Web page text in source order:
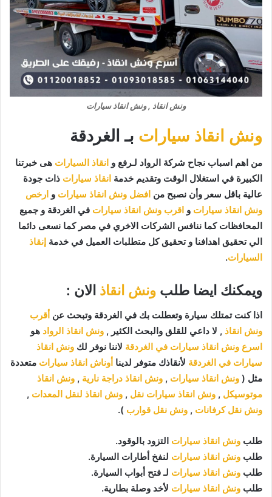
ونش انقاذ , ونش انقاذ سيارات
ونش انقاذ سيارات بـ الغردقة
من اهم اسباب نجاح شركة الرواد لـرفع و انقاذ السيارات هى خبرتنا
الكبيرة في استغلال الوقت وتقديم خدمة انقاذ سيارات ذات جودة
عالية باقل سعر وأن نصبح من افضل ونش انقاذ سيارات و ارخص
ونش انقاذ سيارات و اقرب ونش انقاذ سيارات في الغردقة و جميع
المحافظات كما ننافس الشركات الاخري في مصر كما نسعى دائما
الي تحقيق اهدافنا و تحقيق كل متطلبات العميل في خدمة إنقاذ
السيارات.
ويمكنك ايضا طلب ونش انقاذ الان :
اذا كنت تمتلك سيارة وتعطلت بك في الغردقة وتبحث عن أقرب
ونش انقاذ , لا داعي للقلق والبحث الكثير , ونش انقاذ الرواد هو
اسرع ونش انقاذ سيارات في الغردقة لاننا نوفر لك ونش انقاذ
سيارات في الغردقة لأنقاذك متوفر لدينا أوناش انقاذ سيارات متعددة
مثل ( ونش انقاذ سيارات , ونش انقاذ دراجة نارية , ونش انقاذ
موتوسيكل , ونش انقاذ سيارات نقل , ونش انقاذ لنقل المعدات ,
ونش نقل كرفانات , ونش نقل قوارب ).
طلب ونش انقاذ سيارات التزود بالوقود.
طلب ونش انقاذ سيارات لنفخ أطارات السيارة.
طلب ونش انقاذ سيارات لـ فتح أبواب السيارة.
طلب ونش انقاذ سيارات لأخد وصلة بطارية.